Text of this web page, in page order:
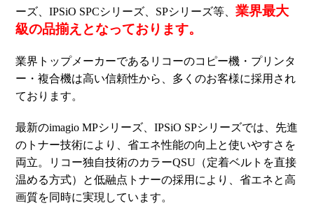
ーズ、IPSiO SPCシリーズ、SPシリーズ等、業界最大
級の品揃えとなっております。
業界トップメーカーであるリコーのコピー機・プリンタ
ー・複合機は高い信頼性から、多くのお客様に採用され
ております。
最新のimagio MPシリーズ、IPSiO SPシリーズでは、先進
のトナー技術により、省エネ性能の向上と使いやすさを
両立。リコー独自技術のカラーQSU（定着ベルトを直接
温める方式）と低融点トナーの採用により、省エネと高
画質を同時に実現しています。